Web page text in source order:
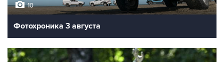
10
Фотохроника 3 августа